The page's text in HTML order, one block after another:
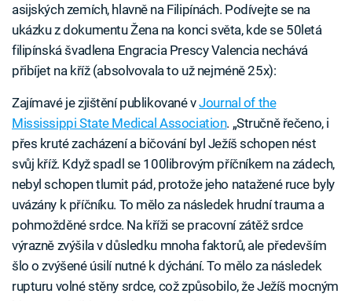
asijských zemích, hlavně na Filipínách. Podívejte se na
ukázku z dokumentu Žena na konci světa, kde se 50letá
filipínská švadlena Engracia Prescy Valencia nechává
přibíjet na kříž (absolvovala to už nejméně 25x):
Zajímavé je zjištění publikované vJournal of the
Mississippi State Medical Association. „Stručně řečeno, i
přes kruté zacházení a bičování byl Ježíš schopen nést
svůj kříž. Když spadl se 100librovým příčníkem na zádech,
nebyl schopen tlumit pád, protože jeho natažené ruce byly
uvázány k příčníku. To mělo za následek hrudní trauma a
pohmožděné srdce. Na kříži se pracovní zátěž srdce
výrazně zvýšila v důsledku mnoha faktorů, ale především
šlo o zvýšené úsilí nutné k dýchání. To mělo za následek
rupturu volné stěny srdce, což způsobilo, že Ježíš mocným